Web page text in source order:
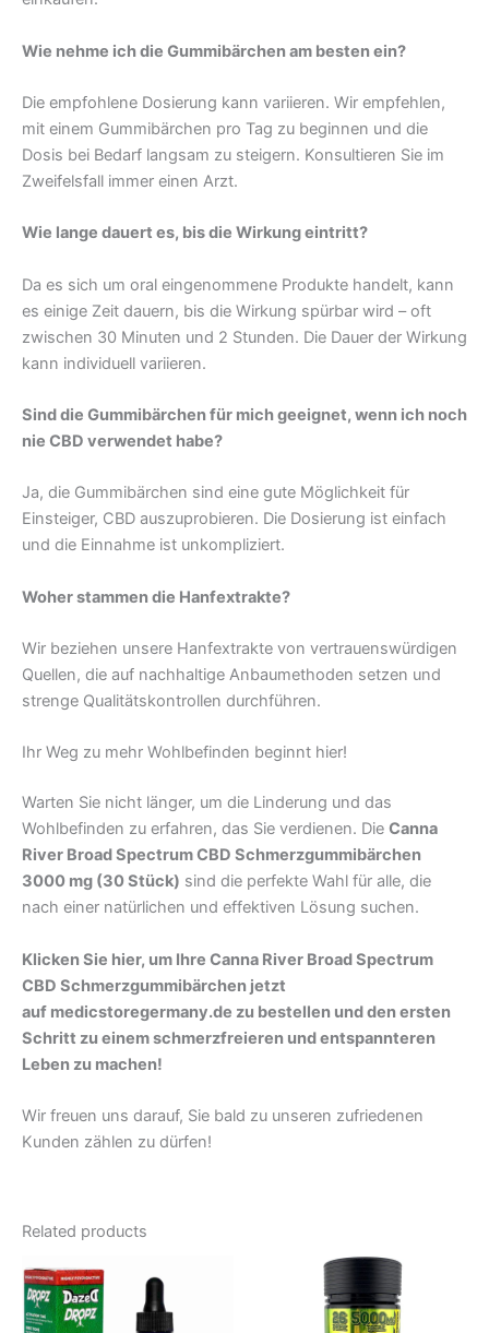
Wie nehme ich die Gummibärchen am besten ein?
Die empfohlene Dosierung kann variieren. Wir empfehlen,
mit einem Gummibärchen pro Tag zu beginnen und die
Dosis bei Bedarf langsam zu steigern. Konsultieren Sie im
Zweifelsfall immer einen Arzt.
Wie lange dauert es, bis die Wirkung eintritt?
Da es sich um oral eingenommene Produkte handelt, kann
es einige Zeit dauern, bis die Wirkung spürbar wird – oft
zwischen 30 Minuten und 2 Stunden. Die Dauer der Wirkung
kann individuell variieren.
Sind die Gummibärchen für mich geeignet, wenn ich noch
nie CBD verwendet habe?
Ja, die Gummibärchen sind eine gute Möglichkeit für
Einsteiger, CBD auszuprobieren. Die Dosierung ist einfach
und die Einnahme ist unkompliziert.
Woher stammen die Hanfextrakte?
Wir beziehen unsere Hanfextrakte von vertrauenswürdigen
Quellen, die auf nachhaltige Anbaumethoden setzen und
strenge Qualitätskontrollen durchführen.
Ihr Weg zu mehr Wohlbefinden beginnt hier!
Warten Sie nicht länger, um die Linderung und das
Wohlbefinden zu erfahren, das Sie verdienen. Die Canna
River Broad Spectrum CBD Schmerzgummibärchen
3000 mg (30 Stück) sind die perfekte Wahl für alle, die
nach einer natürlichen und effektiven Lösung suchen.
Klicken Sie hier, um Ihre Canna River Broad Spectrum
CBD Schmerzgummibärchen jetzt
auf medicstoregermany.de zu bestellen und den ersten
Schritt zu einem schmerzfreieren und entspannteren
Leben zu machen!
Wir freuen uns darauf, Sie bald zu unseren zufriedenen
Kunden zählen zu dürfen!
Related products